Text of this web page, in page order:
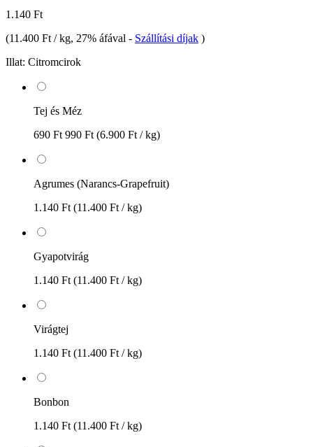
1.140 Ft
(11.400 Ft / kg, 27% áfával - Szállítási díjak )
Illat: Citromcirok
Tej és Méz
690 Ft 990 Ft (6.900 Ft / kg)
Agrumes (Narancs-Grapefruit)
1.140 Ft (11.400 Ft / kg)
Gyapotvirág
1.140 Ft (11.400 Ft / kg)
Virágtej
1.140 Ft (11.400 Ft / kg)
Bonbon
1.140 Ft (11.400 Ft / kg)